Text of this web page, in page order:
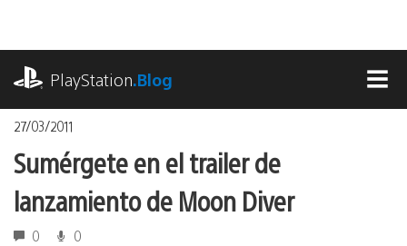
contenido
PlayStation.Blog
27/03/2011
Sumérgete en el trailer de
lanzamiento de Moon Diver
0 0